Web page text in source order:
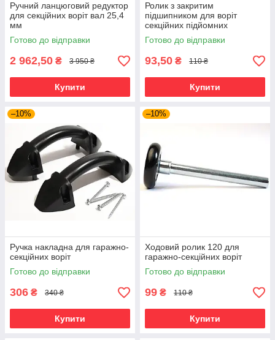
Ручний ланцюговий редуктор
для секційних воріт вал 25,4
мм
Готово до відправки
2 962,50 ₴ 3 950 ₴
Купити
Ролик з закритим
підшипником для воріт
секційних підйомних
гаражних
Готово до відправки
93,50 ₴ 110 ₴
Купити
–10%
Ручка накладна для гаражно-
секційних воріт
Готово до відправки
306 ₴ 340 ₴
Купити
–10%
Ходовий ролик 120 для
гаражно-секційних воріт
Готово до відправки
99 ₴ 110 ₴
Купити